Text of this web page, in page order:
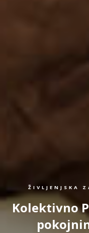
ŽIVLJENJSKA
Kolektivno